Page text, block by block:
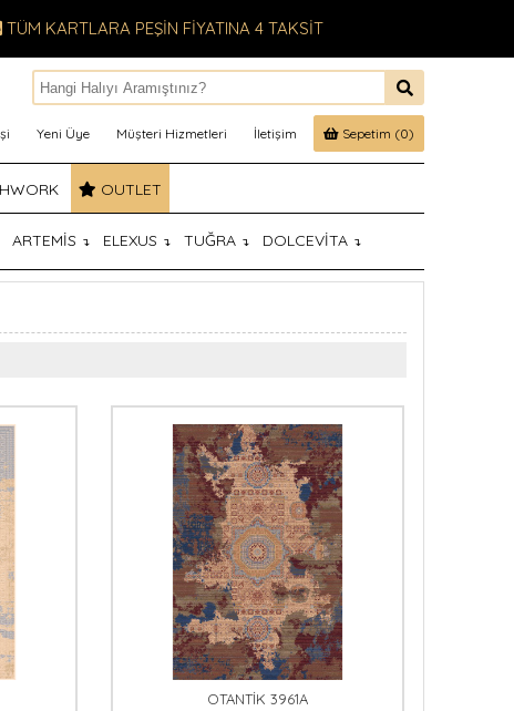
TÜM KARTLARA PEŞİN FİYATINA 4 TAKSİT
Yeni Üye Müşteri Hizmetleri İletişim Sepetim (0)
OUTLET
ARTEMİS ↴ ELEXUS ↴ TUĞRA ↴ DOLCEVİTA ↴
OTANTİK 3961A